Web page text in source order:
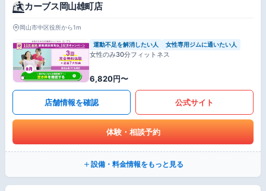
カーブス岡山雄町店
岡山市中区役所から1m
運動不足を解消したい人 女性専用ジムに通いたい人
女性のみ30分フィットネス
6,820円〜
店舗情報を確認 公式サイト
体験・相談予約
設備・料金情報をもっと見る